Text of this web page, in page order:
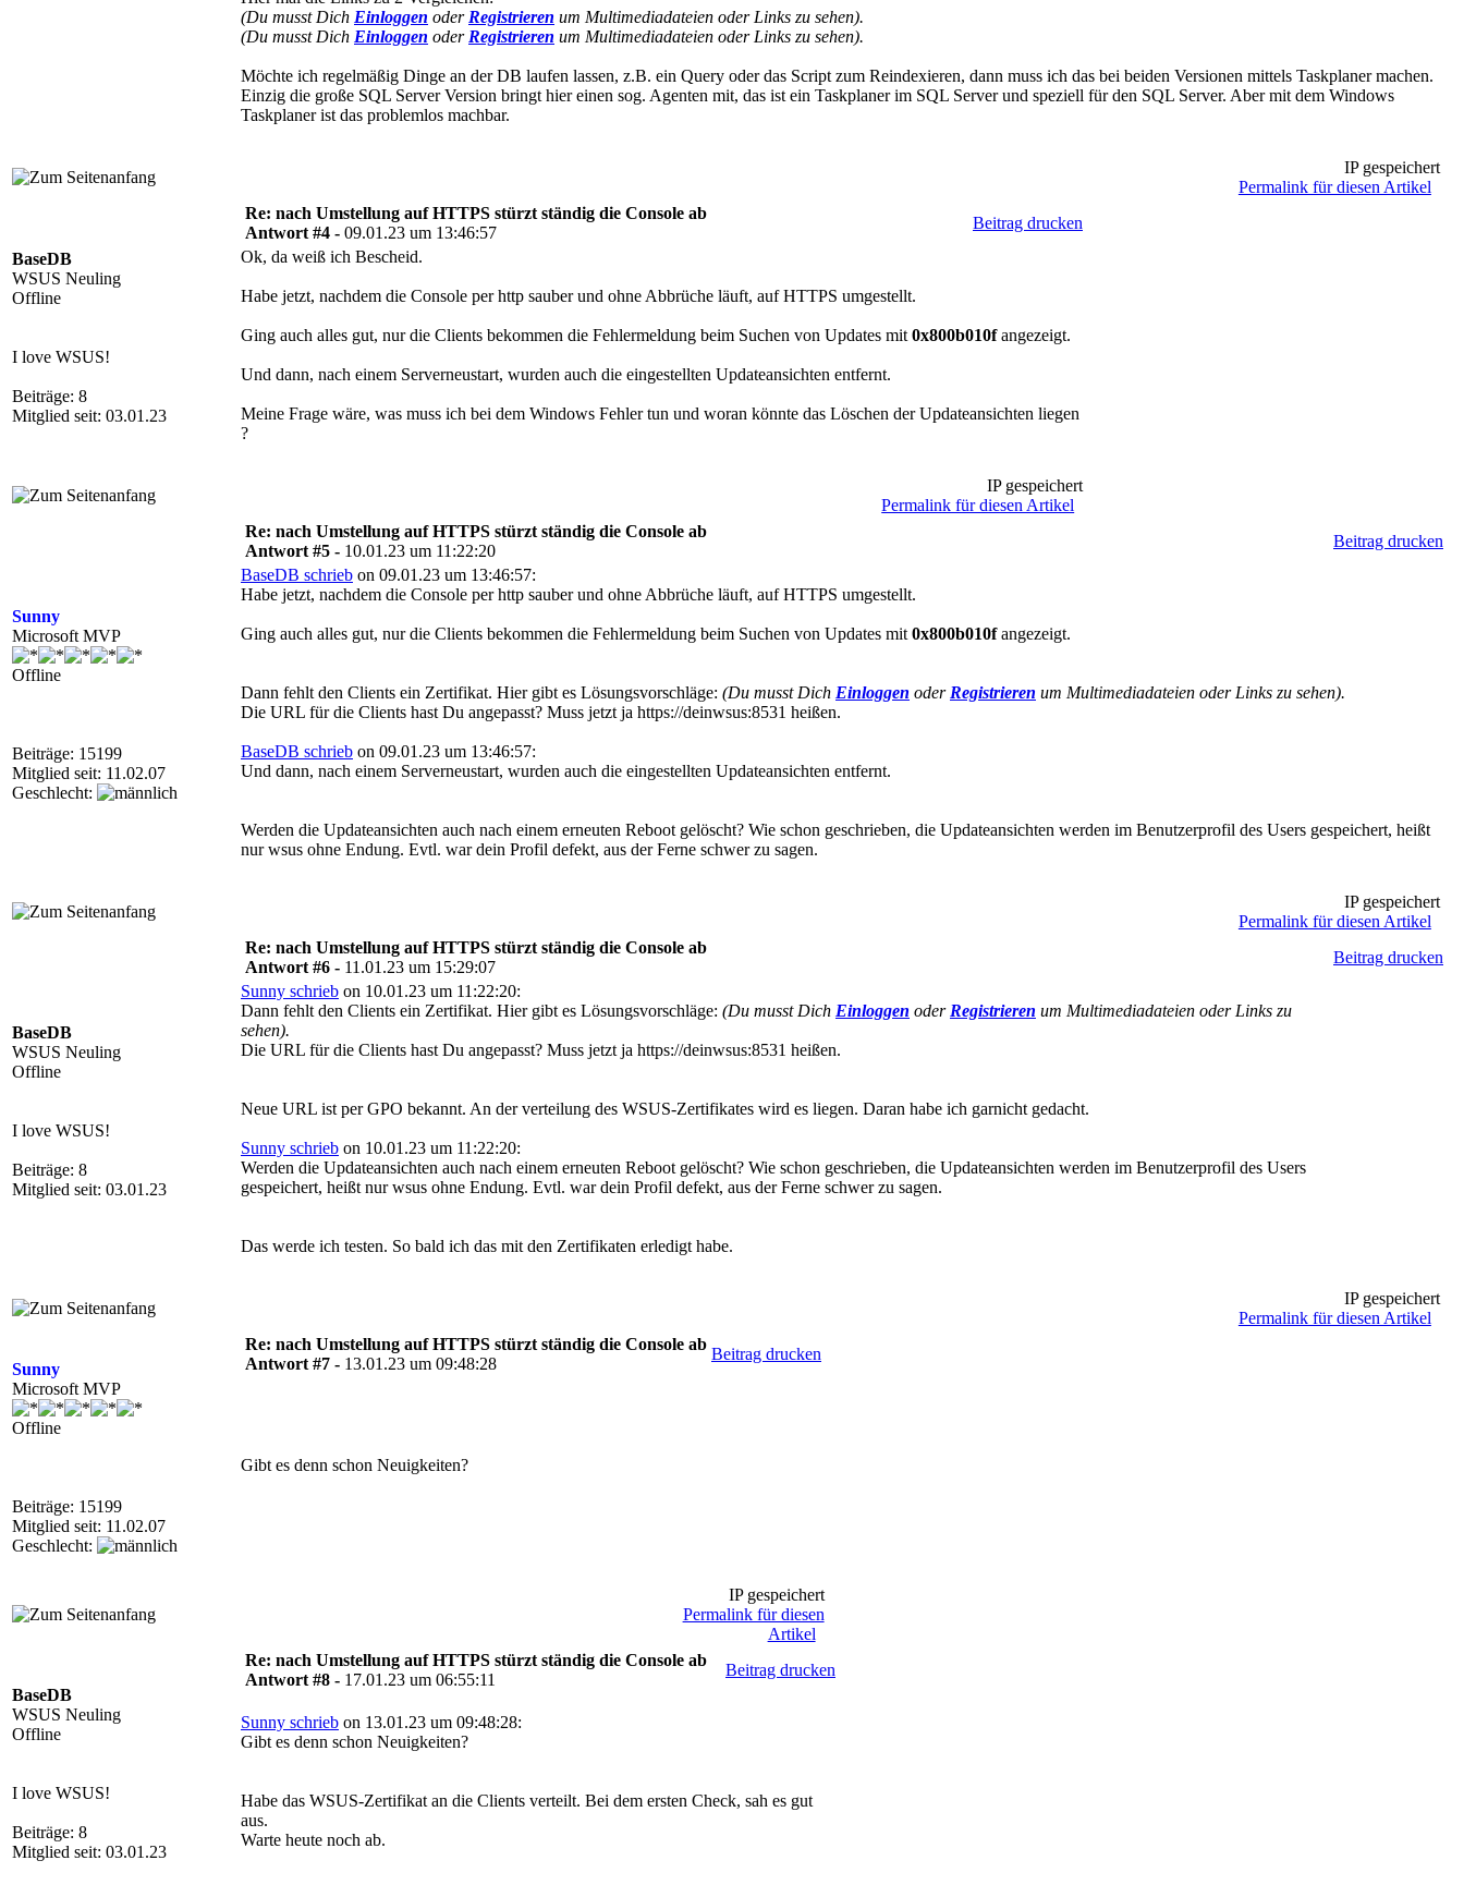
(Du musst Dich Einloggen oder Registrieren um Multimediadateien oder Links zu sehen).
(Du musst Dich Einloggen oder Registrieren um Multimediadateien oder Links zu sehen).
Möchte ich regelmäßig Dinge an der DB laufen lassen, z.B. ein Query oder das Script zum Reindexieren, dann muss ich das bei beiden Versionen mittels Taskplaner machen.
Einzig die große SQL Server Version bringt hier einen sog. Agenten mit, das ist ein Taskplaner im SQL Server und speziell für den SQL Server. Aber mit dem Windows
Taskplaner ist das problemlos machbar.
IP gespeichert
Permalink für diesen Artikel
BaseDB
WSUS Neuling
Offline
I love WSUS!
Beiträge: 8
Mitglied seit: 03.01.23
Re: nach Umstellung auf HTTPS stürzt ständig die Console ab
Antwort #4 - 09.01.23 um 13:46:57
Beitrag drucken
Ok, da weiß ich Bescheid.
Habe jetzt, nachdem die Console per http sauber und ohne Abbrüche läuft, auf HTTPS umgestellt.
Ging auch alles gut, nur die Clients bekommen die Fehlermeldung beim Suchen von Updates mit 0x800b010fangezeigt.
Und dann, nach einem Serverneustart, wurden auch die eingestellten Updateansichten entfernt.
Meine Frage wäre, was muss ich bei dem Windows Fehler tun und woran könnte das Löschen der Updateansichten liegen
?
IP gespeichert
Permalink für diesen Artikel
Sunny
Microsoft MVP
Offline
Beiträge: 15199
Mitglied seit: 11.02.07
Geschlecht:
Re: nach Umstellung auf HTTPS stürzt ständig die Console ab
Antwort #5 - 10.01.23 um 11:22:20
Beitrag drucken
BaseDB schrieb on 09.01.23 um 13:46:57:
Habe jetzt, nachdem die Console per http sauber und ohne Abbrüche läuft, auf HTTPS umgestellt.
Ging auch alles gut, nur die Clients bekommen die Fehlermeldung beim Suchen von Updates mit 0x800b010fangezeigt.
Dann fehlt den Clients ein Zertifikat. Hier gibt es Lösungsvorschläge: (Du musst Dich Einloggen oder Registrieren um Multimediadateien oder Links zu sehen).
Die URL für die Clients hast Du angepasst? Muss jetzt ja https://deinwsus:8531 heißen.
BaseDB schrieb on 09.01.23 um 13:46:57:
Und dann, nach einem Serverneustart, wurden auch die eingestellten Updateansichten entfernt.
Werden die Updateansichten auch nach einem erneuten Reboot gelöscht? Wie schon geschrieben, die Updateansichten werden im Benutzerprofil des Users gespeichert, heißt
nur wsus ohne Endung. Evtl. war dein Profil defekt, aus der Ferne schwer zu sagen.
IP gespeichert
Permalink für diesen Artikel
BaseDB
WSUS Neuling
Offline
I love WSUS!
Beiträge: 8
Mitglied seit: 03.01.23
Re: nach Umstellung auf HTTPS stürzt ständig die Console ab
Antwort #6 - 11.01.23 um 15:29:07
Beitrag drucken
Sunny schrieb on 10.01.23 um 11:22:20:
Dann fehlt den Clients ein Zertifikat. Hier gibt es Lösungsvorschläge: (Du musst Dich Einloggen oder Registrieren um Multimediadateien oder Links zu
sehen).
Die URL für die Clients hast Du angepasst? Muss jetzt ja https://deinwsus:8531 heißen.
Neue URL ist per GPO bekannt. An der verteilung des WSUS-Zertifikates wird es liegen. Daran habe ich garnicht gedacht.
Sunny schrieb on 10.01.23 um 11:22:20:
Werden die Updateansichten auch nach einem erneuten Reboot gelöscht? Wie schon geschrieben, die Updateansichten werden im Benutzerprofil des Users
gespeichert, heißt nur wsus ohne Endung. Evtl. war dein Profil defekt, aus der Ferne schwer zu sagen.
Das werde ich testen. So bald ich das mit den Zertifikaten erledigt habe.
IP gespeichert
Permalink für diesen Artikel
Sunny
Microsoft MVP
Offline
Beiträge: 15199
Mitglied seit: 11.02.07
Geschlecht:
Re: nach Umstellung auf HTTPS stürzt ständig die Console ab
Antwort #7 - 13.01.23 um 09:48:28
Beitrag drucken
Gibt es denn schon Neuigkeiten?
IP gespeichert
Permalink für diesen
Artikel
BaseDB
WSUS Neuling
Offline
I love WSUS!
Beiträge: 8
Mitglied seit: 03.01.23
Re: nach Umstellung auf HTTPS stürzt ständig die Console ab
Antwort #8 - 17.01.23 um 06:55:11
Beitrag drucken
Sunny schrieb on 13.01.23 um 09:48:28:
Gibt es denn schon Neuigkeiten?
Habe das WSUS-Zertifikat an die Clients verteilt. Bei dem ersten Check, sah es gut
aus.
Warte heute noch ab.